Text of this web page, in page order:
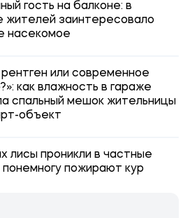
гость на балконе: в
жителей заинтересовало
насекомое
или современное
как влажность в гараже
спальный мешок жительницы
объект
лисы проникли в частные
пожирают кур